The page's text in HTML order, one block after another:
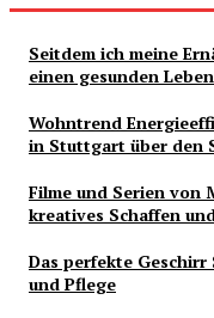
Seitdem ich meine
einen gesunden
Wohntrend
in Stuttgart über den
Filme und Serien von
kreatives Schaffen
Das perfekte
und Pflege